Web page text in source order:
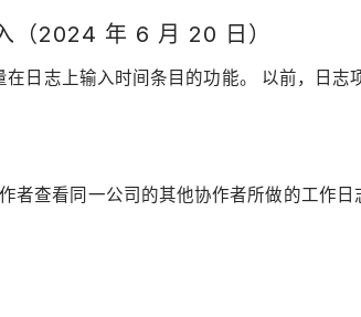
（2024 年 6 月 20 日）
日志上输入时间条目的功能。 以前，日志
者查看同一公司的其他协作者所做的工作日